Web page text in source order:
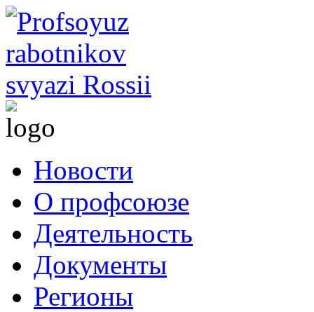
Новости
О профсоюзе
Деятельность
Документы
Регионы